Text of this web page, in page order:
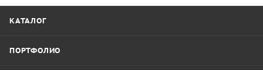
КАТАЛОГ
ПОРТФОЛИО